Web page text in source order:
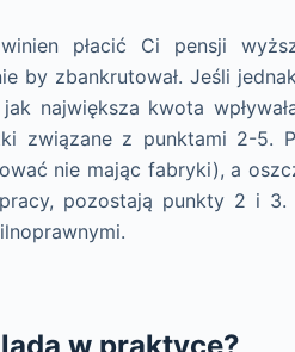
płacić Ci pensji
by zbankrutował. Jeśli
największa kwota
związane z punktami 2-5.
nie mając fabryki), a
pozostają punkty 2 i 3.